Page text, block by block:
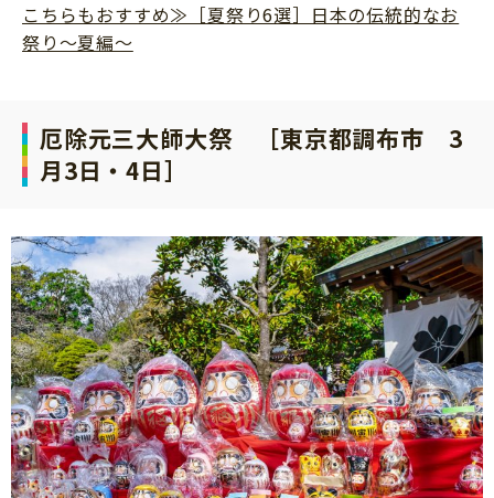
こちらもおすすめ≫［夏祭り6選］日本の伝統的なお
祭り〜夏編〜
厄除元三大師大祭 ［東京都調布市 3
月3日・4日］